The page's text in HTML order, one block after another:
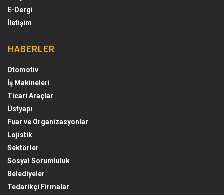
E-Dergi
İletişim
HABERLER
Otomotiv
İş Makineleri
Ticari Araçlar
Üstyapı
Fuar ve Organizasyonlar
Lojistik
Sektörler
Sosyal Sorumluluk
Belediyeler
Tedarikçi Firmalar